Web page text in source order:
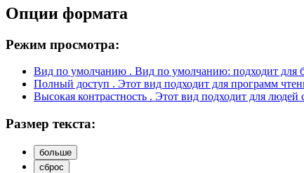
Опции формата
Режим просмотра:
Вид по умолчанию . Вид по умолчанию: подходит для
Полный доступ . Этот вид подходит для программ
Высокая контрастность . Этот вид подходит для людей
Размер текста:
больше
сброс